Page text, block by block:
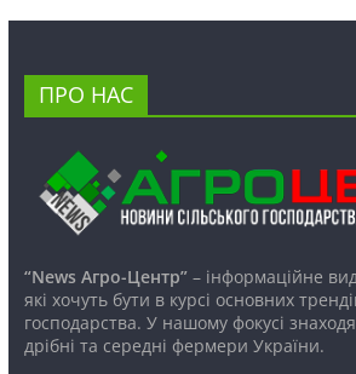
ПРО НАС
“News Агро-Центр”– інформаційне
які хочуть бути в курсі основних
господарства. У нашому фокусі
дрібні та середні фермери України.